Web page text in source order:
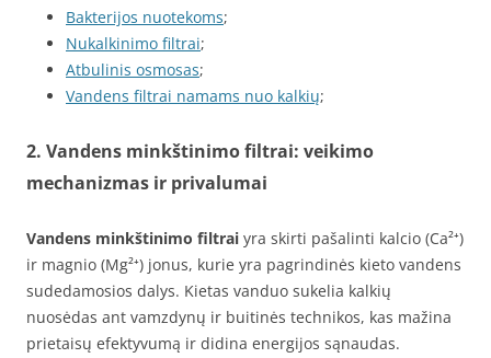
Bakterijos nuotekoms;
Nukalkinimo filtrai;
Atbulinis osmosas;
Vandens filtrai namams nuo kalkių;
2. Vandens minkštinimo filtrai: veikimo
mechanizmas ir privalumai
Vandens minkštinimo filtrai yra skirti pašalinti kalcio (Ca²⁺)
ir magnio (Mg²⁺) jonus, kurie yra pagrindinės kieto vandens
sudedamosios dalys. Kietas vanduo sukelia kalkių
nuosėdas ant vamzdynų ir buitinės technikos, kas mažina
prietaisų efektyvumą ir didina energijos sąnaudas.